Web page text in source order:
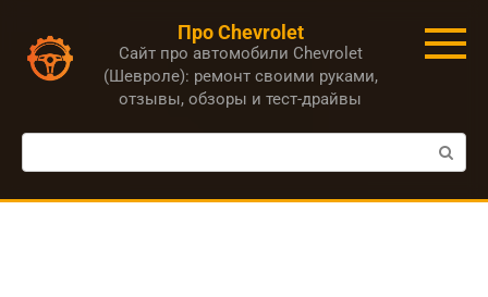
контенту
Про Chevrolet
Сайт про автомобили Chevrolet
(Шевроле): ремонт своими руками,
отзывы, обзоры и тест-драйвы
Поиск: